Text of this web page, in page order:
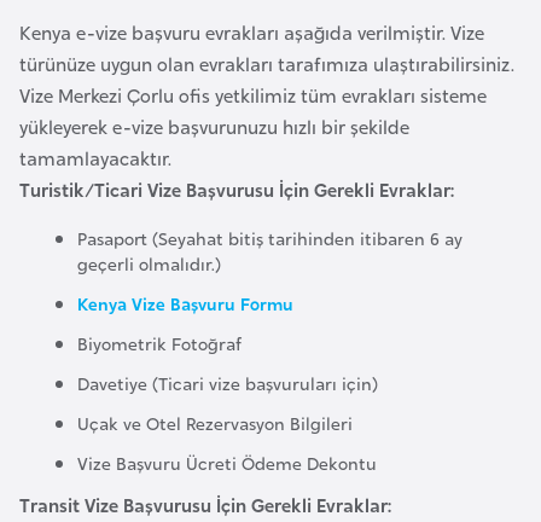
Kenya e-vize başvuru evrakları aşağıda verilmiştir. Vize
türünüze uygun olan evrakları tarafımıza ulaştırabilirsiniz.
Vize Merkezi Çorlu ofis yetkilimiz tüm evrakları sisteme
yükleyerek e-vize başvurunuzu hızlı bir şekilde
tamamlayacaktır.
Turistik/Ticari Vize Başvurusu İçin Gerekli Evraklar:
Pasaport (Seyahat bitiş tarihinden itibaren 6 ay
geçerli olmalıdır.)
Kenya Vize Başvuru Formu
Biyometrik Fotoğraf
Davetiye (Ticari vize başvuruları için)
Uçak ve Otel Rezervasyon Bilgileri
Vize Başvuru Ücreti Ödeme Dekontu
Transit Vize Başvurusu İçin Gerekli Evraklar:
a
s
o
Ç
m
h